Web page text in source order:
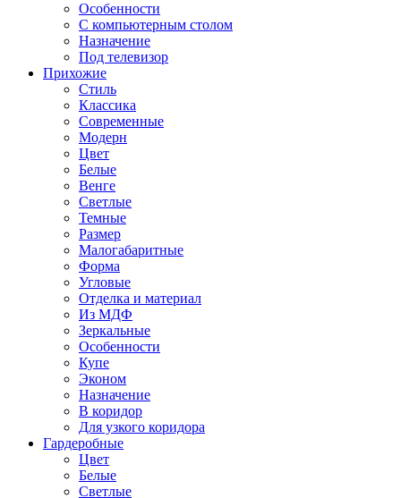
Особенности
С компьютерным столом
Назначение
Под телевизор
Прихожие
Стиль
Классика
Современные
Модерн
Цвет
Белые
Венге
Светлые
Темные
Размер
Малогабаритные
Форма
Угловые
Отделка и материал
Из МДФ
Зеркальные
Особенности
Купе
Эконом
Назначение
В коридор
Для узкого коридора
Гардеробные
Цвет
Белые
Светлые